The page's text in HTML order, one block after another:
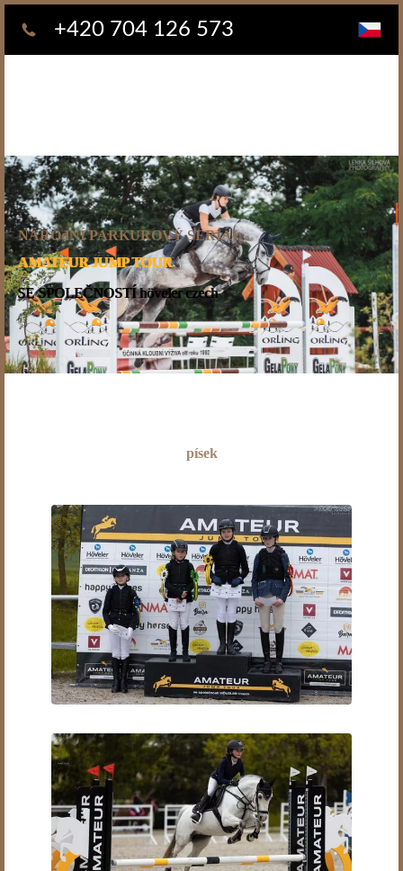
+420 704 126 573
NÁROdNÍ PARKUROVÝ SERIÁL
AMATEUR JUMP TOUR
SE SPOLEČNOSTÍ höveler czech
písek